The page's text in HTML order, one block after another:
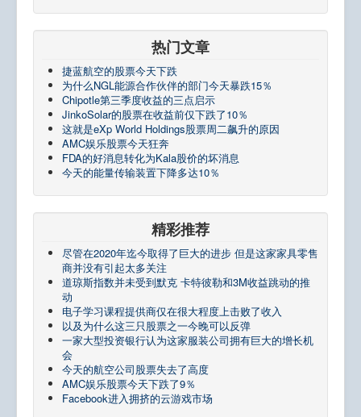
热门文章
捷蓝航空的股​​票今天下跌
为什么NGL能源合作伙伴的部门今天暴跌15％
Chipotle第三季度收益的三点启示
JinkoSolar的股票在收益前仅下跌了10％
这就是eXp World Holdings股票周二飙升的原因
AMC娱乐股票今天狂奔
FDA的好消息转化为Kala股价的坏消息
今天的能量传输装置下降多达10％
精彩推荐
尽管在2020年迄今取得了巨大的进步 但是这家家具零售
商并没有引起太多关注
道琼斯指数并未受到默克 卡特彼勒和3M收益跳动的推
动
电子学习课程提供商仅在很大程度上击败了收入
以及为什么这三只股票之一今晚可以反弹
一家大型投资银行认为这家服装公司拥有巨大的增长机
会
今天的航空公司股票失去了高度
AMC娱乐股票今天下跌了9％
Facebook进入拥挤的云游戏市场